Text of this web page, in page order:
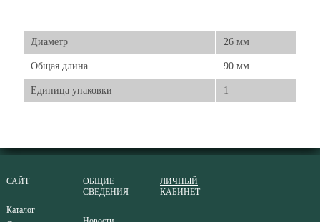
Диаметр 26 мм
Общая длина 90 мм
Единица упаковки 1
САЙТ
Каталог
ОБЩИЕ
СВЕДЕНИЯ
ЛИЧНЫЙ
КАБИНЕТ